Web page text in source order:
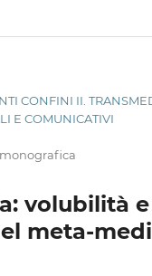
CONFINI II.
E COMUNICATIVI
volubilità e
meta-